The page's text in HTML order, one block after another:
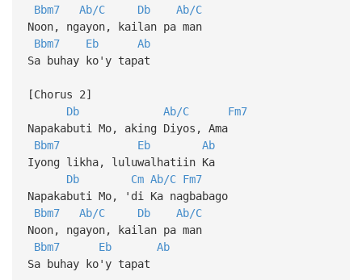
Bbm7
Ab/C Db
Ab/C
Noon, ngayon, kailan pa man
Bbm7
Eb
Ab
Sa buhay ko'y tapat
[Chorus 2]
Db
Ab/C
Fm7
Napakabuti Mo, aking Diyos, Ama
Bbm7
Eb
Ab
Iyong likha, luluwalhatiin Ka
Db
Cm Ab/C Fm7
Napakabuti Mo, 'di Ka nagbabago
Bbm7
Ab/C Db
Ab/C
Noon, ngayon, kailan pa man
Bbm7
Eb
Ab
Sa buhay ko'y tapat